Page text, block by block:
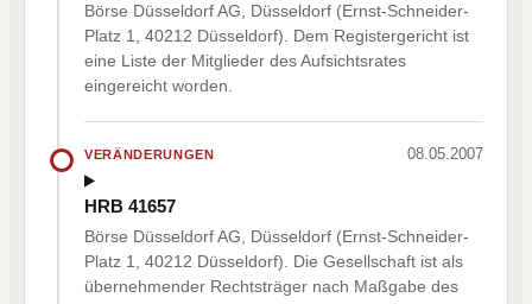
Börse Düsseldorf AG, Düsseldorf (Ernst-Schneider-
Platz 1, 40212 Düsseldorf). Dem Registergericht ist
eine Liste der Mitglieder des Aufsichtsrates
eingereicht worden.
VERÄNDERUNGEN 08.05.2007
HRB 41657
Börse Düsseldorf AG, Düsseldorf (Ernst-Schneider-
Platz 1, 40212 Düsseldorf). Die Gesellschaft ist als
übernehmender Rechtsträger nach Maßgabe des